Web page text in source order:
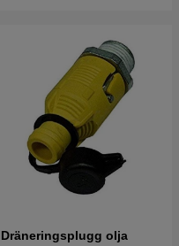
Dräneringsplugg olja